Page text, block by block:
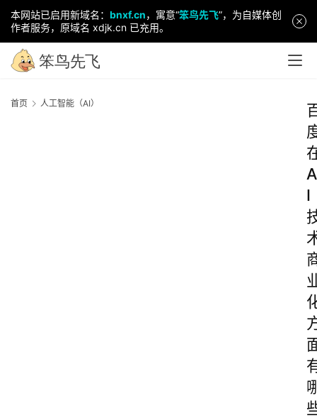
本网站已启用新域名： bnxf.cn，寓意“笨鸟先飞”，为自媒体创
作者服务，原域名 xdjk.cn 已充用。
首页 人工智能（AI）
A
I